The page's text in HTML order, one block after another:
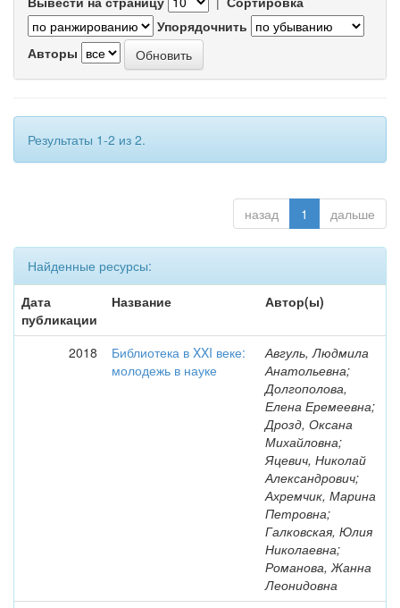
Упорядочнить
Авторы
Результаты 1-2 из 2.
назад 1 дальше
Найденные ресурсы:
Дата
публикации
Название Автор(ы)
2018
Библиотека в XXI веке:
молодежь в науке
Авгуль, Людмила
Анатольевна;
Долгополова,
Елена Еремеевна;
Дрозд, Оксана
Михайловна;
Яцевич, Николай
Александрович;
Ахремчик, Марина
Петровна;
Галковская, Юлия
Николаевна;
Романова, Жанна
Леонидовна